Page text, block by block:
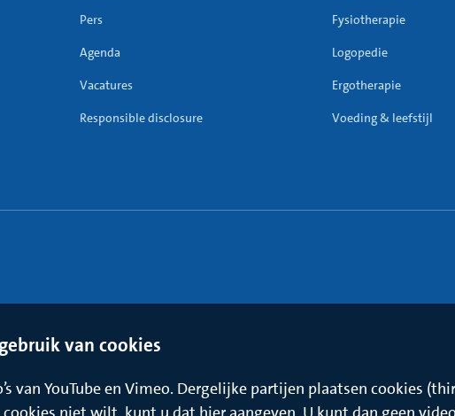
Pers
Agenda
Vacatures
Responsible disclosure
Fysiotherapie
Logopedie
Ergotherapie
Voeding & leefstijl
van cookies
van YouTube en Vimeo. Dergelijke partijen plaatsen cookies